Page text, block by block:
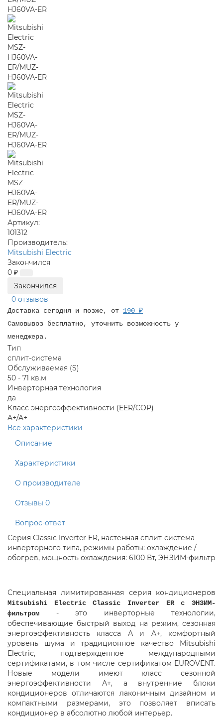
Артикул:
101312
Производитель:
Mitsubishi Electric
Закончился
0 ₽
Закончился
0 отзывов
Доставка сегодня и позже, от 190 ₽
Самовывоз бесплатно, уточнить возможность у
менеджера.
Тип
сплит-система
Обслуживаемая (S)
50 - 71 кв.м
Инверторная технология
да
Класс энергоэффективности (EER/COP)
A+/A+
Все характеристики
Описание
Характеристики
О производителе
Отзывы 0
Вопрос-ответ
Серия Classic Inverter ER, настенная сплит-система
инверторного типа, режимы работы: охлаждение /
обогрев, мощность охлаждения: 6100 Вт, ЭНЗИМ-фильтр
Специальная лимитированная серия кондиционеров
Mitsubishi Electric Classic Inverter ER c ЭНЗИМ-
фильтром - это инверторные технологии,
обеспечивающие быстрый выход на режим, сезонная
энергоэффективность класса А и A+, комфортный
уровень шума и традиционное качество Mitsubishi
Electric, подтвержденное международными
сертификатами, в том числе сертификатом EUROVENT.
Новые модели имеют класс сезонной
энергоэффективности А+, а внутренние блоки
кондиционеров отличаются лаконичным дизайном и
компактными размерами, это позволяет вписать
кондиционер в абсолютно любой интерьер.